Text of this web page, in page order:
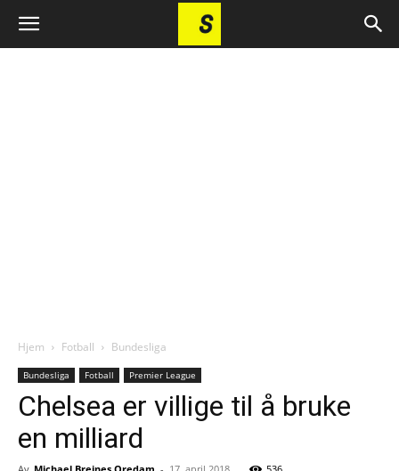
Hjem Fotball Bundesliga
Bundesliga Fotball Premier League
Chelsea er villige til å bruke
en milliard